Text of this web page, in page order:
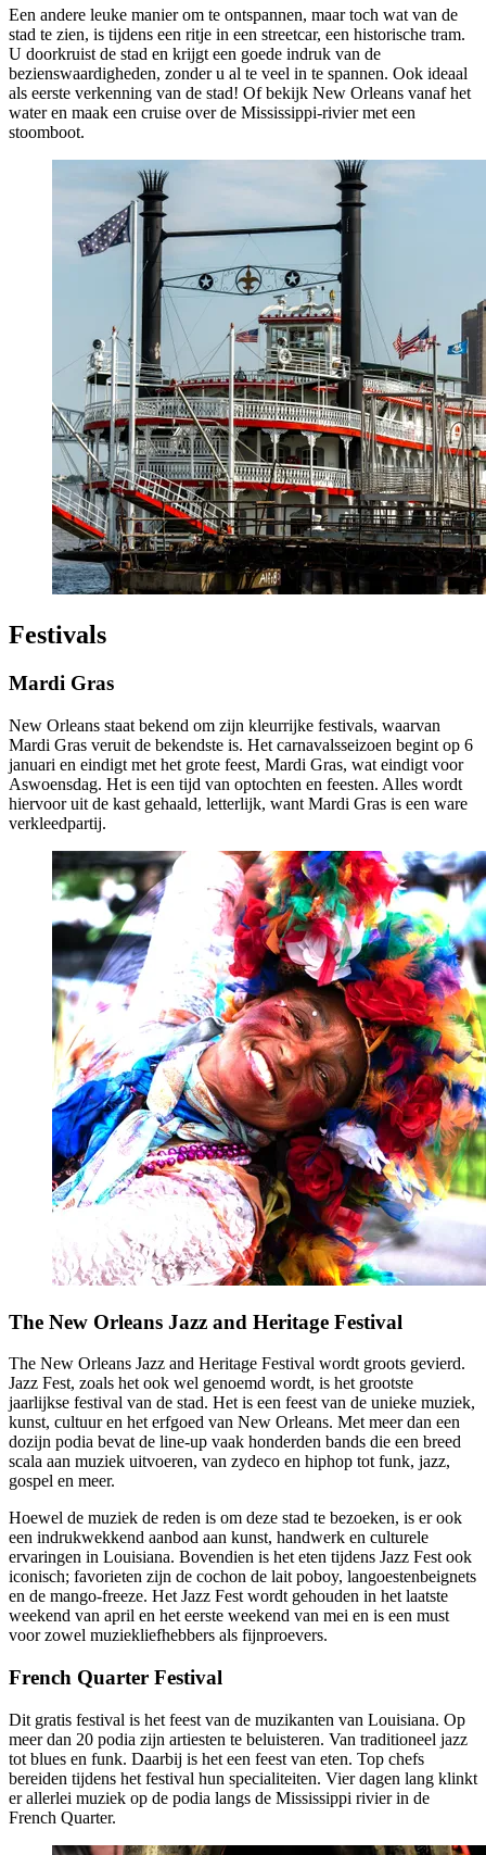
Een andere leuke manier om te ontspannen, maar toch wat van de
stad te zien, is tijdens een ritje in een streetcar, een historische tram.
U doorkruist de stad en krijgt een goede indruk van de
bezienswaardigheden, zonder u al te veel in te spannen. Ook ideaal
als eerste verkenning van de stad! Of bekijk New Orleans vanaf het
water en maak een cruise over de Mississippi-rivier met een
stoomboot.
Festivals
Mardi Gras
New Orleans staat bekend om zijn kleurrijke festivals, waarvan
Mardi Gras veruit de bekendste is. Het carnavalsseizoen begint op 6
januari en eindigt met het grote feest, Mardi Gras, wat eindigt voor
Aswoensdag. Het is een tijd van optochten en feesten. Alles wordt
hiervoor uit de kast gehaald, letterlijk, want Mardi Gras is een ware
verkleedpartij.
The New Orleans Jazz and Heritage Festival
The New Orleans Jazz and Heritage Festival wordt groots gevierd.
Jazz Fest, zoals het ook wel genoemd wordt, is het grootste
jaarlijkse festival van de stad. Het is een feest van de unieke muziek,
kunst, cultuur en het erfgoed van New Orleans. Met meer dan een
dozijn podia bevat de line-up vaak honderden bands die een breed
scala aan muziek uitvoeren, van zydeco en hiphop tot funk, jazz,
gospel en meer.
Hoewel de muziek de reden is om deze stad te bezoeken, is er ook
een indrukwekkend aanbod aan kunst, handwerk en culturele
ervaringen in Louisiana. Bovendien is het eten tijdens Jazz Fest ook
iconisch; favorieten zijn de cochon de lait poboy, langoestenbeignets
en de mango-freeze. Het Jazz Fest wordt gehouden in het laatste
weekend van april en het eerste weekend van mei en is een must
voor zowel muziekliefhebbers als fijnproevers.
French Quarter Festival
Dit gratis festival is het feest van de muzikanten van Louisiana. Op
meer dan 20 podia zijn artiesten te beluisteren. Van traditioneel jazz
tot blues en funk. Daarbij is het een feest van eten. Top chefs
bereiden tijdens het festival hun specialiteiten. Vier dagen lang klinkt
er allerlei muziek op de podia langs de Mississippi rivier in de
French Quarter.